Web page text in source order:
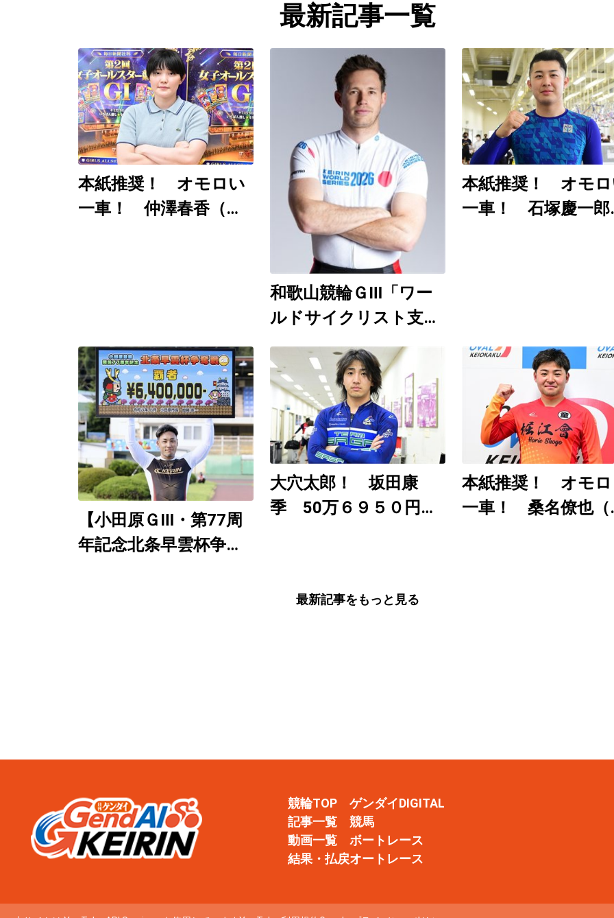
最新記事一覧
本紙推奨！ オモロい
一車！ 仲澤春香（佐
和歌山競輪ＧⅢ「ワー
ルドサイクリスト支援
競輪」8月6～9日開
催 日刊ゲンダイ
YouTubeチャンネルで
９日12時30分頃から予
想生配信
本紙推奨！ オモ
一車！ 石塚慶一郎
【小田原ＧⅢ・第77周
年記念北条早雲杯争奪
大穴太郎！ 坂田康
季 50万６９５０円
本紙推奨！ オモ
一車！ 桑名僚也（
最新記事をもっと見る
競輪TOP
記事一覧
動画一覧
結果・払戻
ゲンダイDIGITAL
競馬
ボートレース
オートレース